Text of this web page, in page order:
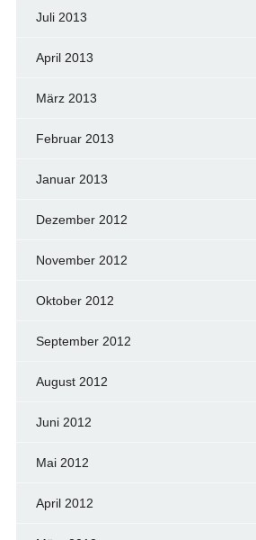
Juli 2013
April 2013
März 2013
Februar 2013
Januar 2013
Dezember 2012
November 2012
Oktober 2012
September 2012
August 2012
Juni 2012
Mai 2012
April 2012